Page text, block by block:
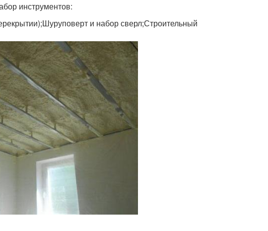
инструментов:
и набор сверл;Строительный